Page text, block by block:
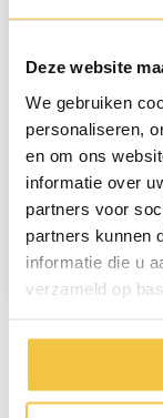
Deze website
We gebruiken
personaliseren,
en om ons
informatie over
partners voor
partners kunnen
informatie die u
verzameld op
Houten
met
32,95